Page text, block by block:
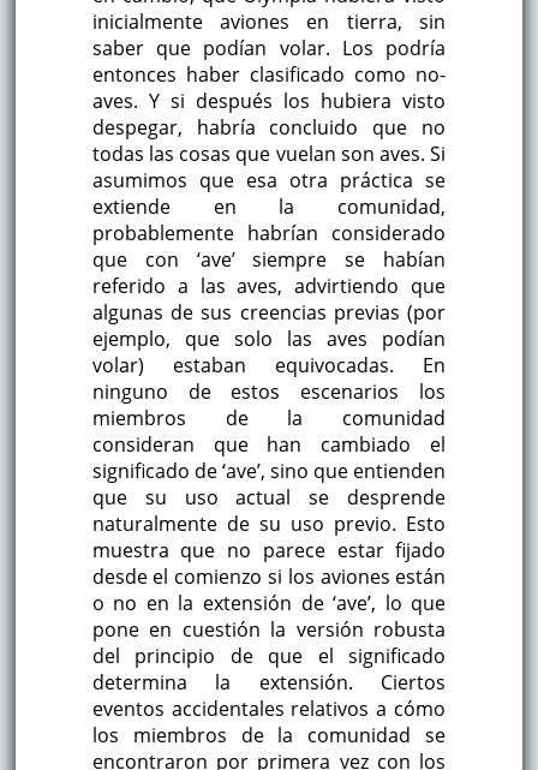
inicialmente aviones en tierra, sin
saber que podían volar. Los podría
entonces haber clasificado como no-
aves. Y si después los hubiera visto
despegar, habría concluido que no
todas las cosas que vuelan son aves. Si
asumimos que esa otra práctica se
extiende en la comunidad,
probablemente habrían considerado
que con ‘ave’ siempre se habían
referido a las aves, advirtiendo que
algunas de sus creencias previas (por
ejemplo, que solo las aves podían
volar) estaban equivocadas. En
ninguno de estos escenarios los
miembros de la comunidad
consideran que han cambiado el
significado de ‘ave’, sino que entienden
que su uso actual se desprende
naturalmente de su uso previo. Esto
muestra que no parece estar fijado
desde el comienzo si los aviones están
o no en la extensión de ‘ave’, lo que
pone en cuestión la versión robusta
del principio de que el significado
determina la extensión. Ciertos
eventos accidentales relativos a cómo
los miembros de la comunidad se
encontraron por primera vez con los